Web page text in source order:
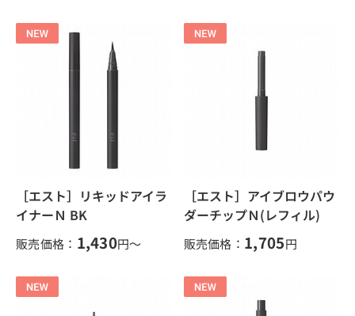
［エスト］リキッドアイラ
イナーＮ BK
販売価格： 1,430円～
［エスト］アイブロウパウ
ダーチップＮ(レフィル)
販売価格： 1,705円